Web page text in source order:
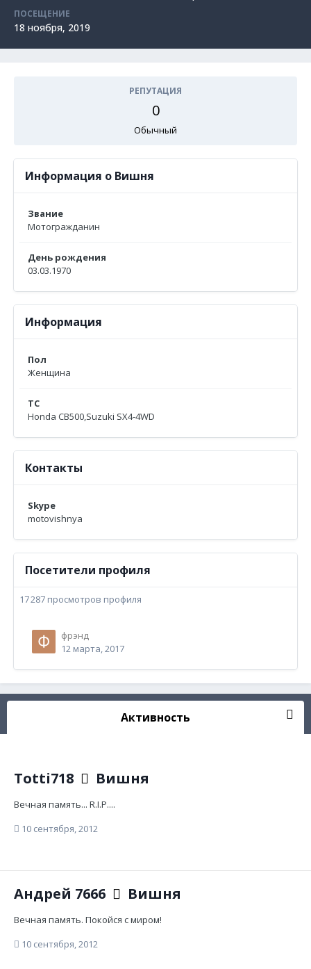
ПОСЕЩЕНИЕ
18 ноября, 2019
РЕПУТАЦИЯ
0
Обычный
Информация о Вишня
Звание
Мотогражданин
День рождения
03.03.1970
Информация
Пол
Женщина
ТС
Honda CB500,Suzuki SX4-4WD
Контакты
Skype
motovishnya
Посетители профиля
17 287 просмотров профиля
фрэнд
12 марта, 2017
Активность
Totti718 Вишня
Вечная память... R.I.P....
10 сентября, 2012
Андрей 7666 Вишня
Вечная память. Покойся с миром!
10 сентября, 2012